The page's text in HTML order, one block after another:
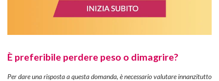
È preferibile perdere peso o dimagrire?
Per dare una risposta a questa domanda, è necessario valutare innanzitutto